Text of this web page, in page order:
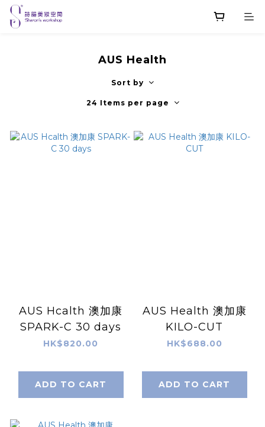
AUS Health
Sort by
24 Items per page
AUS Hcalth 澳加康
SPARK-C 30 days
HK$820.00
ADD TO CART
AUS Health 澳加康
KILO-CUT
HK$688.00
ADD TO CART